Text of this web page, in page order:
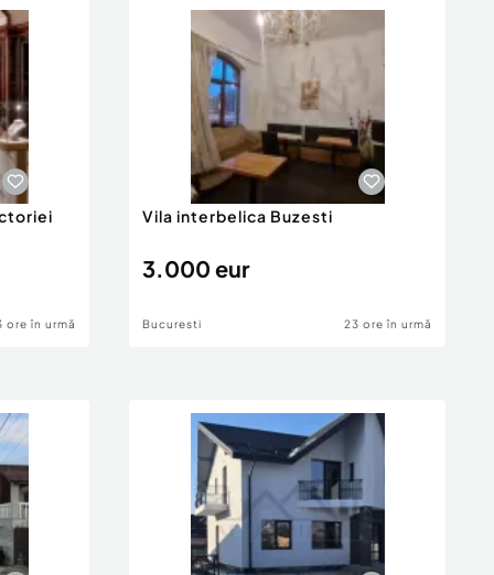
ore în urmă
Vila interbelica Buzesti
3.000 eur
Bucuresti 23 ore în urmă